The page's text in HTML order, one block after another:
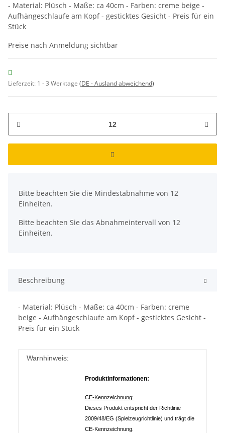
- Material: Plüsch - Maße: ca 40cm - Farben: creme beige -
Aufhängeschlaufe am Kopf - gesticktes Gesicht - Preis für ein
Stück
Preise nach Anmeldung sichtbar
Lieferzeit: 1 - 3 Werktage (DE - Ausland abweichend)
Bitte beachten Sie die Mindestabnahme von 12
Einheiten.
Bitte beachten Sie das Abnahmeintervall von 12
Einheiten.
Beschreibung
- Material: Plüsch - Maße: ca 40cm - Farben: creme
beige - Aufhängeschlaufe am Kopf - gesticktes Gesicht -
Preis für ein Stück
Warnhinweis:
Produktinformationen:
CE-Kennzeichnung:
Dieses Produkt entspricht der Richtlinie
2009/48/EG (Spielzeugrichtlinie) und trägt die
CE-Kennzeichnung.